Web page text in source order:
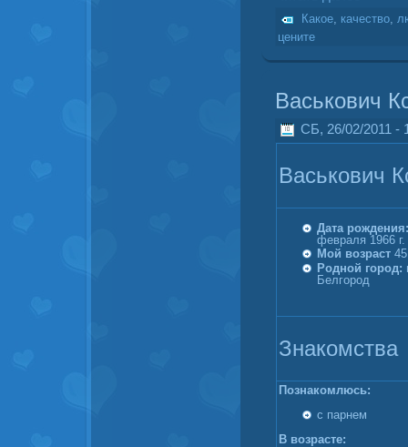
Какое, качество,
цените
Васькович
СБ, 26/02/2011 -
Васькович
Дата рождения:
февраля 1966 г.
Мой возраст
Родной город:
Белгород
Знакомства
Познакомлюсь:
с парнем
В возрасте: